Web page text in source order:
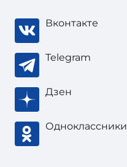
Вконтакте
Telegram
Дзен
Одноклассники